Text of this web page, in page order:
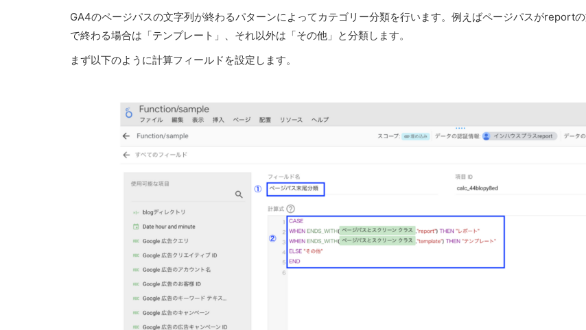
GA4のページパスの文字列が終わるパターンによってカテゴリー分類を行います。例えばページパスがreport
で終わる場合は「テンプレート」、それ以外は「その他」と分類します。
まず以下のように計算フィールドを設定します。